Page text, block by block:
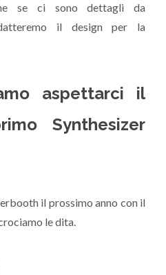
se ci sono dettagli da
il design per la
aspettarci il
Synthesizer
il prossimo anno con il
le dita.